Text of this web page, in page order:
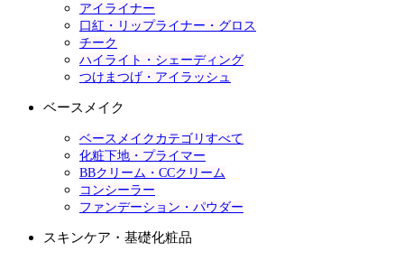
アイライナー
口紅・リップライナー・グロス
チーク
ハイライト・シェーディング
つけまつげ・アイラッシュ
ベースメイク
ベースメイクカテゴリすべて
化粧下地・プライマー
BBクリーム・CCクリーム
コンシーラー
ファンデーション・パウダー
スキンケア・基礎化粧品